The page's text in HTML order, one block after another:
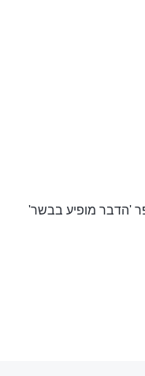
'הדבר מופיע בבשר'